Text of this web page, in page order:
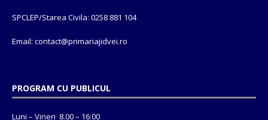
SPCLEP/Starea Civila: 0258 881 104
Email: contact@primariajidvei.ro
PROGRAM CU PUBLICUL
Luni – Vineri 8.00 – 16:00